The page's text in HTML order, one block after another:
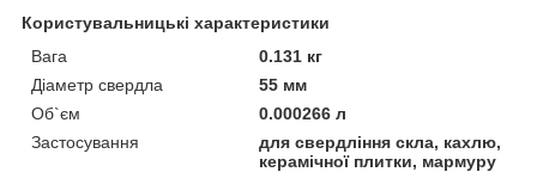
Користувальницькі характеристики
Вага
0.131 кг
Діаметр свердла
55 мм
Об`єм
0.000266 л
Застосування
для свердління скла, кахлю,
керамічної плитки, мармуру